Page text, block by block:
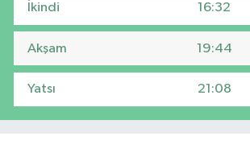
İkindi 16:32
Akşam 19:44
Yatsı 21:08